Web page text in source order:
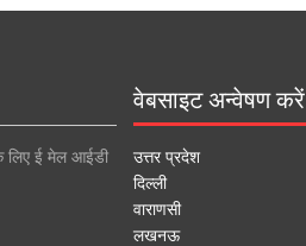
ई मेल आईडी
वेबसाइट अन्वेषण करें
उत्तर प्रदेश
दिल्ली
वाराणसी
लखनऊ